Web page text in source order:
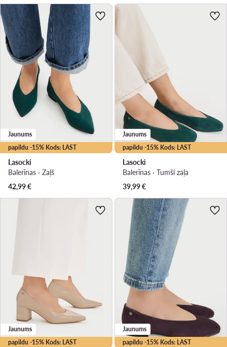
papildu -15% Kods: LAST
Jaunums
Lasocki
Balerīnas · Zaļš
42,99€
papildu -15% Kods: LAST
Jaunums
Lasocki
Balerīnas · Tumši zaļa
39,99€
papildu -15% Kods: LAST
Jaunums
papildu -15% Kods: LAST
Jaunums